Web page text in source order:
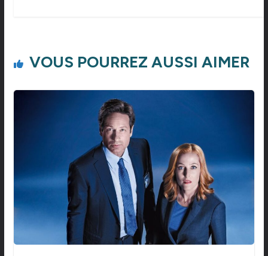
VOUS POURREZ AUSSI AIMER